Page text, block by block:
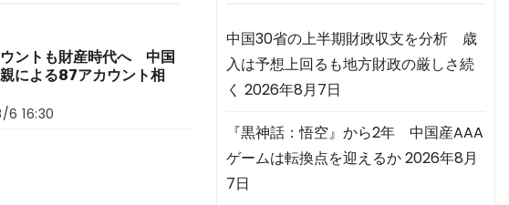
ントも財産時代へ 中国
による87アカウント相
16:30
中国30省の上半期財政収支を分析 歳
入は予想上回るも地方財政の厳しさ続
く 2026年8月7日
『黒神話：悟空』から2年 中国産AAA
ゲームは転換点を迎えるか2026年8月
7日